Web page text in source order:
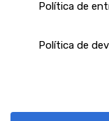
Política de
Política de